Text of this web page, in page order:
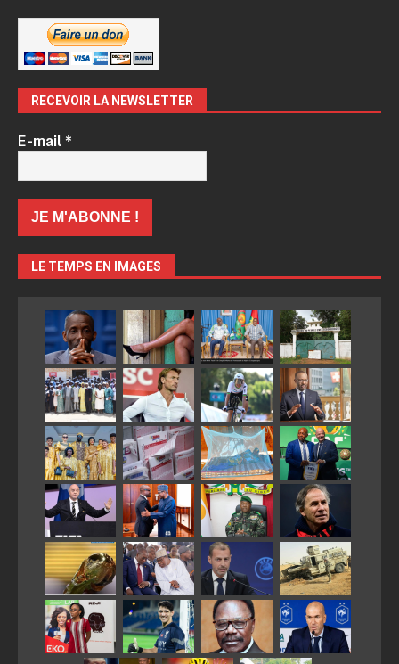
RECEVOIR LA NEWSLETTER
E-mail*
LE TEMPS EN IMAGES